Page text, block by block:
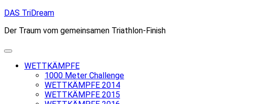
Skip
content
DAS TriDream
Der Traum vom gemeinsamen Triathlon-Finish
WETTKÄMPFE
1000 Meter Challenge
WETTKÄMPFE 2014
WETTKÄMPFE 2015